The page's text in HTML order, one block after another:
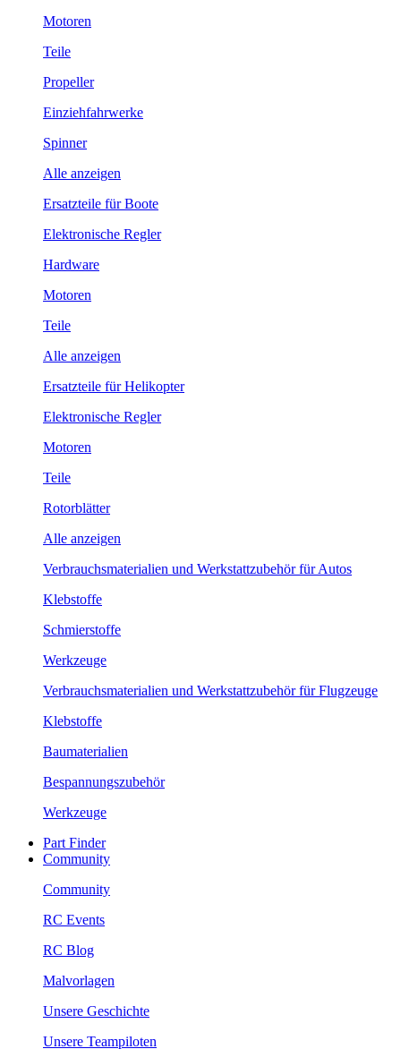
Motoren
Teile
Propeller
Einziehfahrwerke
Spinner
Alle anzeigen
Ersatzteile für Boote
Elektronische Regler
Hardware
Motoren
Teile
Alle anzeigen
Ersatzteile für Helikopter
Elektronische Regler
Motoren
Teile
Rotorblätter
Alle anzeigen
Verbrauchsmaterialien und Werkstattzubehör für Autos
Klebstoffe
Schmierstoffe
Werkzeuge
Verbrauchsmaterialien und Werkstattzubehör für Flugzeuge
Klebstoffe
Baumaterialien
Bespannungszubehör
Werkzeuge
Part Finder
Community
Community
RC Events
RC Blog
Malvorlagen
Unsere Geschichte
Unsere Teampiloten